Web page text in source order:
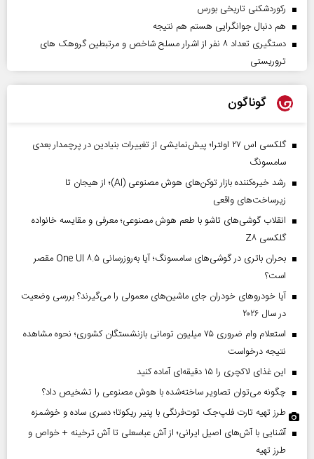
رکوردشکنی تاریخی بورس
هم دنبال جوانگرایی هستم هم نتیجه
دستگیری تعداد ۸ نفر از اشرار مسلح شاخص و مرتبطین گروهک های
تروریستی
گوناگون
گلکسی اس ۲۷ اولترا؛ پیش‌نمایشی از تغییرات بنیادین در پرچمدار بعدی
سامسونگ
رشد خیره‌کننده بازار توکن‌های هوش مصنوعی (AI)؛ از هیجان تا
زیرساخت‌های واقعی
انقلاب گوشی‌های تاشو‌ با طعم هوش مصنوعی؛ معرفی و مقایسه خانواده
گلکسی Z۸
بحران باتری در گوشی‌های سامسونگ؛ آیا به‌روزرسانی One UI ۸.۵ مقصر
است؟
آیا خودروهای خودران جای ماشین‌های معمولی را می‌گیرند؟ بررسی وضعیت
در سال ۲۰۲۶
استعلام وام ضروری ۷۵ میلیون تومانی بازنشستگان کشوری؛ نحوه مشاهده
نتیجه درخواست
این غذای لاکچری را ۱۵ دقیقه‌ای آماده کنید
چگونه می‌توان تصاویر ساخته‌شده با هوش مصنوعی را تشخیص داد؟
طرز تهیه تارت فلپ‌جک توت‌فرنگی با پنیر ریکوتا؛ دسری ساده و خوشمزه
آشنایی با آش‌های اصیل ایرانی؛ از آش عباسعلی تا آش ترخینه + خواص و
طرز تهیه